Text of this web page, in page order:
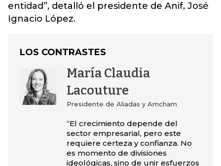
entidad”, detalló el presidente de Anif, José
Ignacio López.
LOS CONTRASTES
María Claudia
Lacouture
Presidente de Aliadas y Amcham
“El crecimiento depende del
sector empresarial, pero este
requiere certeza y confianza. No
es momento de divisiones
ideológicas, sino de unir esfuerzos